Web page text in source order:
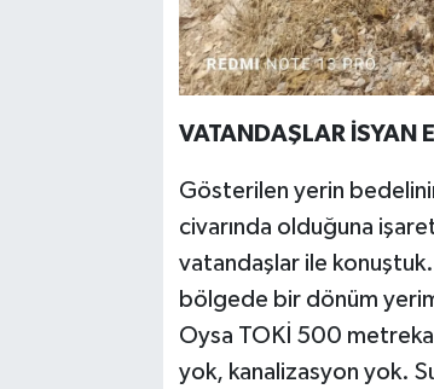
VATANDAŞLAR İSYAN
Gösterilen yerin
civarında olduğuna
vatandaşlar ile
bölgede bir dönüm
Oysa TOKİ 500
yok, kanalizasyon yok.